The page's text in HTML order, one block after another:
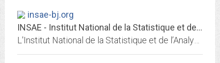
insae-bj.org
INSAE - Institut National de la Statistique et de l’Analyse Économique